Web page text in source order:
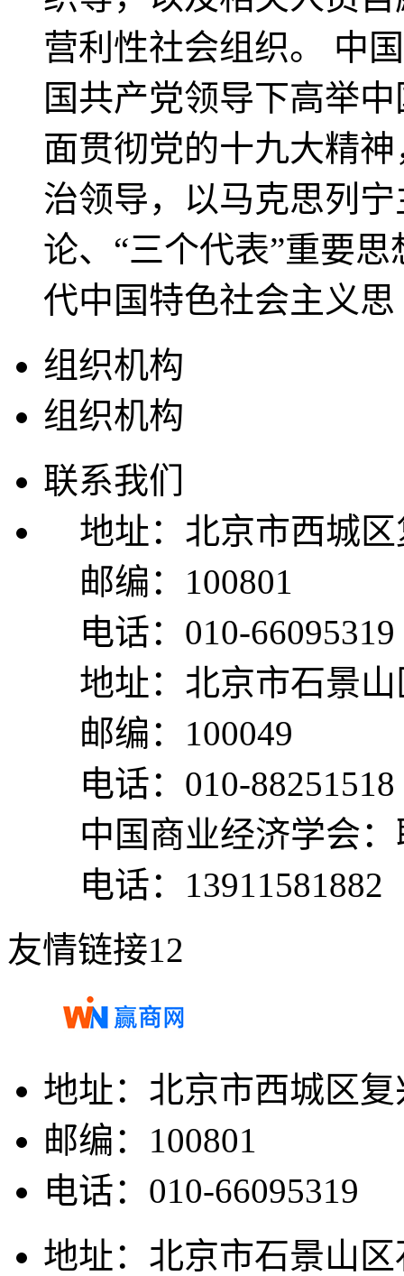
营利性社会组织。 中
国共产党领导下高举
面贯彻党的十九大精
治领导，以马克思列
论、“三个代表”重要
代中国特色社会主义思
组织机构
组织机构
联系我们
地址：北京市西城
邮编：100801
电话：010-66095319
地址：北京市石景
邮编：100049
电话：010-88251518
中国商业经济学会
电话：13911581882
友情链接12
地址：北京市西城区
邮编：100801
电话：010-66095319
地址：北京市石景山